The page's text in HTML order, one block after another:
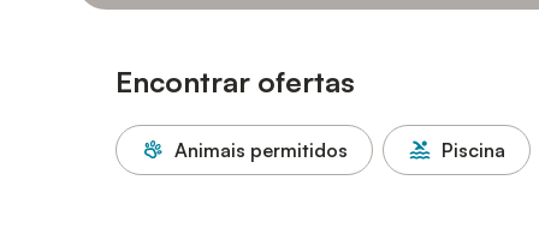
Encontrar ofertas
Animais permitidos Piscina